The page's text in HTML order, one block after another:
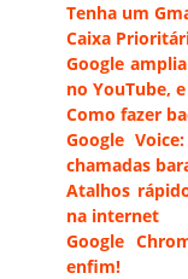
Tenha um
Caixa
Google
no YouTube,
Como fazer
Google
chamadas
Atalhos
na internet
Google
enfim!